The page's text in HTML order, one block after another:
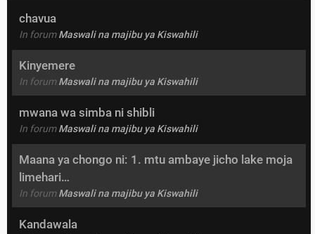
chavua
In forum Maswali na majibu ya Kiswahili
Kinyemere
In forum Maswali na majibu ya Kiswahili
mwana wa simba ni shibli
In forum Maswali na majibu ya Kiswahili
Maana ya chongo ni: 1. mtu ambaye jicho lake moja
limehari…
In forum Maswali na majibu ya Kiswahili
Kandawala